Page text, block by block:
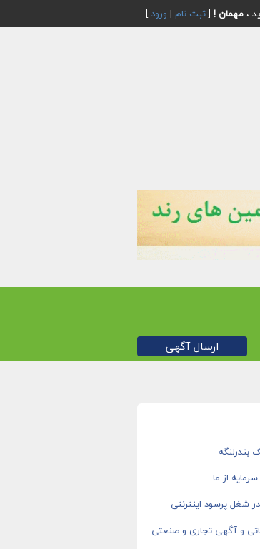
، مهمان ! [ثبت نام | ورود]
ارسال آگهی
از ما
شغل پرسود اینترنتی
و آگهی تجاری و صنعتی